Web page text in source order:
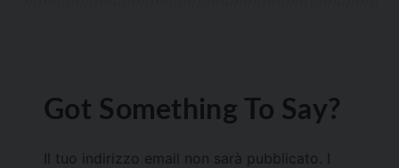
Got Something To Say?
Il tuo indirizzo email non sarà pubblicato.